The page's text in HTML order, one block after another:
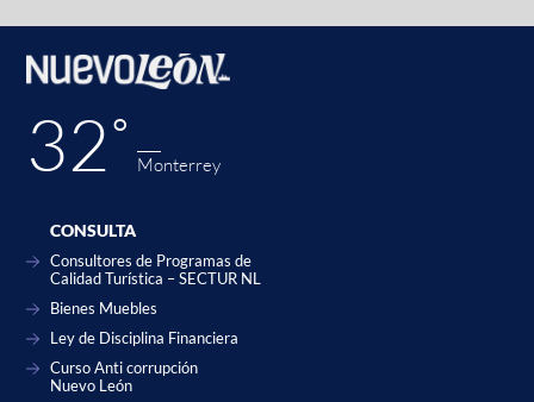
32˚ Monterrey
CONSULTA
Consultores de Programas de
Calidad Turística – SECTUR NL
Bienes Muebles
Ley de Disciplina Financiera
Curso Anti corrupción
Nuevo León